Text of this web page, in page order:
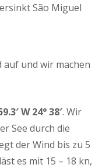
São Miguel
auf und wir machen
W 24° 38′. Wir
See durch die
der Wind bis zu 5
es mit 15 – 18 kn,